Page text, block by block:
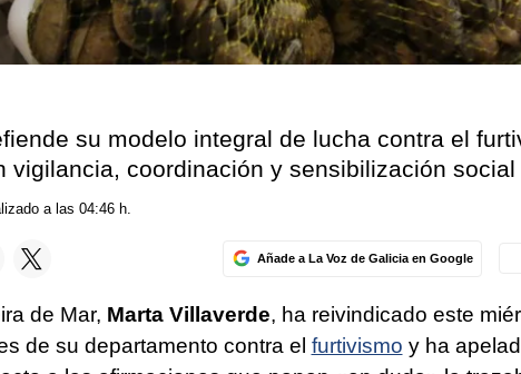
su modelo integral de lucha contra el
vigilancia, coordinación y sensibilización social
a las 04:46 h.
Añade a La Voz de Galicia en Google
de Mar, Marta Villaverde, ha reivindicado este
de su departamento contra el furtivismo y ha